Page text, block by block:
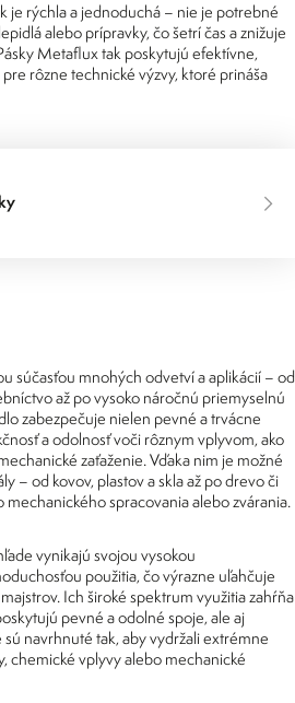
je rýchla a jednoduchá – nie je potrebné
alebo prípravky, čo šetrí čas a znižuje
Metaflux tak poskytujú efektívne,
rôzne technické výzvy, ktoré prináša
súčasťou mnohých odvetví a aplikácií – od
až po vysoko náročnú priemyselnú
zabezpečuje nielen pevné a trvácne
a odolnosť voči rôznym vplyvom, ako
zaťaženie. Vďaka nim je možné
– od kovov, plastov a skla až po drevo či
spracovania alebo zvárania.
vynikajú svojou vysokou
použitia, čo výrazne uľahčuje
Ich široké spektrum využitia zahŕňa
pevné a odolné spoje, ale aj
navrhnuté tak, aby vydržali extrémne
chemické vplyvy alebo mechanické